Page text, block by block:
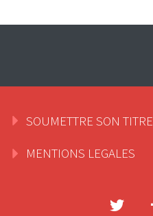
SOUMETTRE SON TITRE
MENTIONS LEGALES